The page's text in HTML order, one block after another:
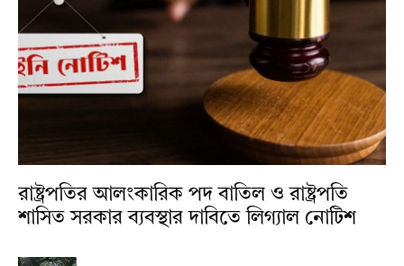
রাষ্ট্রপতির আলংকারিক পদ বাতিল ও রাষ্ট্রপতি
শাসিত সরকার ব্যবস্থার দাবিতে লিগ্যাল নোটিশ